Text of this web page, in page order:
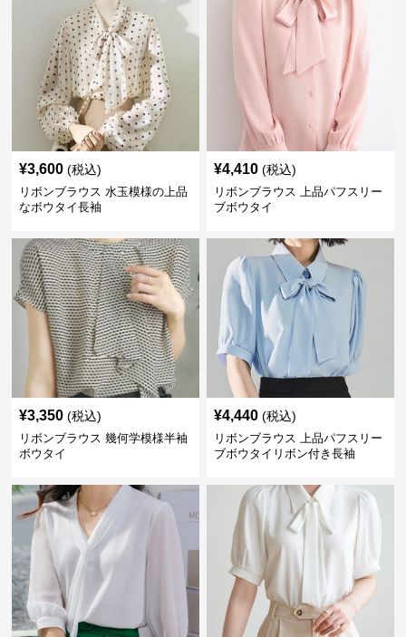
¥3,600 (税込)
リボンブラウス 水玉模様の上品
なボウタイ長袖
¥4,410 (税込)
リボンブラウス 上品パフスリー
ブボウタイ
¥3,350 (税込)
リボンブラウス 幾何学模様半袖
ボウタイ
¥4,440 (税込)
リボンブラウス 上品パフスリー
ブボウタイリボン付き長袖